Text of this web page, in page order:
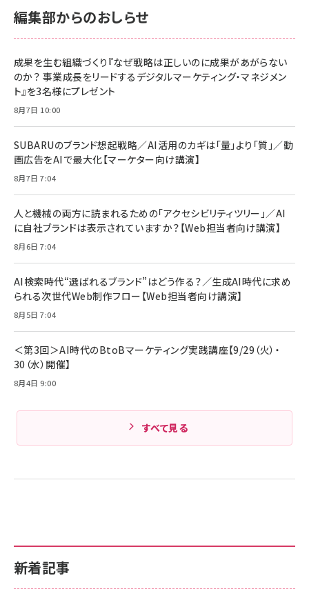
新着記事
編集部からのおしらせ
成果を生む組織づくり『なぜ戦略は正しいのに成果があがらない
のか？ 事業成長をリードするデジタルマーケティング・マネジメン
ト』を3名様にプレゼント
8月7日 10:00
SUBARUのブランド想起戦略／AI活用のカギは「量」より「質」／動
画広告をAIで最大化【マーケター向け講演】
8月7日 7:04
人と機械の両方に読まれるための「アクセシビリティツリー」／AI
に自社ブランドは表示されていますか？【Web担当者向け講演】
8月6日 7:04
AI検索時代“選ばれるブランド”はどう作る？／生成AI時代に求め
られる次世代Web制作フロー【Web担当者向け講演】
8月5日 7:04
＜第3回＞AI時代のBtoBマーケティング実践講座【9/29（火）・
30（水）開催】
8月4日 9:00
すべて見る